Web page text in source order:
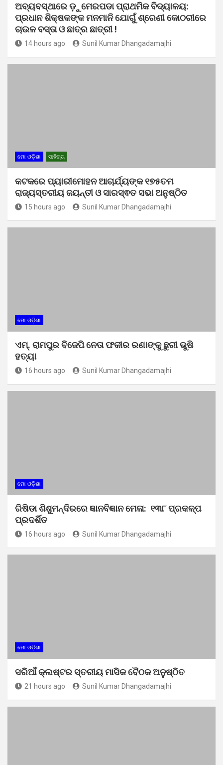
ଅବ୍ୟବସ୍ଥାରେ ଡ଼ୁମେରପଡା ପ୍ରାଥମିକ ବିଦ୍ୟାଳୟ:
ପ୍ରଧାନ ଶିକ୍ଷକଙ୍କ ମନମାନି ଯୋଗୁଁ ଶ୍ରେଣୀ କୋଠରୀରେ
ଚାଉଳ ବସ୍ତା ଓ ଛାତ୍ର ଛାତ୍ରୀ !
14 hours ago Sunil Kumar Dhangadamajhi
ମୋ ଓଡ଼ିଶା ସାହିତ୍ୟ
କଟକରେ ପ୍ୟାରୀମୋହନ ଆଚାର୍ଯ୍ୟଙ୍କ ୧୭୫ତମ
ରାଜ୍ୟସ୍ତରୀୟ ଜୟନ୍ତୀ ଓ ସାରସ୍ଵତ ସଭା ଅନୁଷ୍ଠିତ
15 hours ago Sunil Kumar Dhangadamajhi
ମୋ ଓଡ଼ିଶା
ଏମ୍. ରାମପୁର ବିଜେପି ନେତା ଫକୀର ରଣାଙ୍କୁ ଛୁରୀ ଭୁଷି
ହତ୍ୟା
16 hours ago Sunil Kumar Dhangadamajhi
ମୋ ଓଡ଼ିଶା
ରିଷିଡା ଶିଶୁମନ୍ଦିରରେ ଜ୍ଞାନବିଜ୍ଞାନ ମେଳା: ୧୩୮ ପ୍ରକଳ୍ପ
ପ୍ରଦର୍ଶିତ
16 hours ago Sunil Kumar Dhangadamajhi
ମୋ ଓଡ଼ିଶା
ସରିଆଁ କ୍ଲଷ୍ଟର ସ୍ତରୀୟ ମାସିକ ବୈଠକ ଅନୁଷ୍ଠିତ
21 hours ago Sunil Kumar Dhangadamajhi